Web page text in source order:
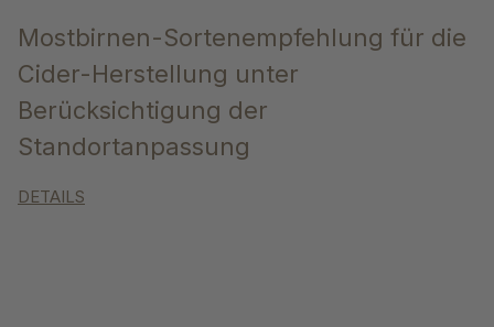
Mostbirnen-Sortenempfehlung für die
Cider-Herstellung unter
Berücksichtigung der
Standortanpassung
DETAILS